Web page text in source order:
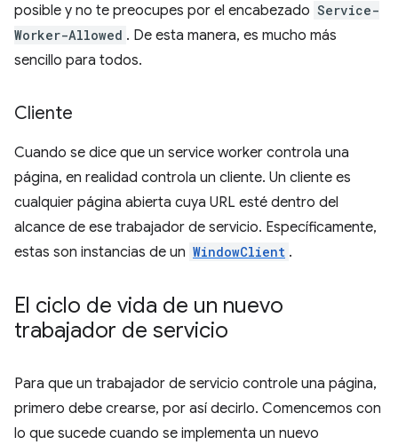
posible y no te preocupes por el encabezado Service-
Worker-Allowed . De esta manera, es mucho más
sencillo para todos.
Cliente
Cuando se dice que un service worker controla una
página, en realidad controla un cliente. Un cliente es
cualquier página abierta cuya URL esté dentro del
alcance de ese trabajador de servicio. Específicamente,
estas son instancias de un WindowClient .
El ciclo de vida de un nuevo
trabajador de servicio
Para que un trabajador de servicio controle una página,
primero debe crearse, por así decirlo. Comencemos con
lo que sucede cuando se implementa un nuevo